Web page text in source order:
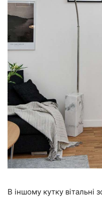
В іншому кутку вітальні